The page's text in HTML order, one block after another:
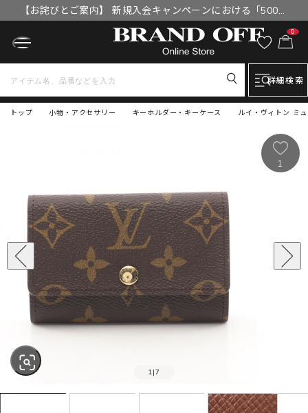
【お詫びとご案内】 新規入会キャンペーンにおける「500円
OFFクーポン」付与漏れと補填について
0
詳細検索
トップ ルイ・ヴィトン ミ
小物・アクセサリー キーホルダー・キーケース
1 |7
1